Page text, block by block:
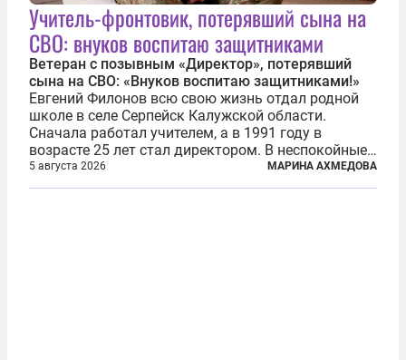
Учитель-фронтовик, потерявший сына на
СВО: внуков воспитаю защитниками
Ветеран с позывным «Директор», потерявший
сына на СВО: «Внуков воспитаю защитниками!»
Евгений Филонов всю свою жизнь отдал родной
школе в селе Серпейск Калужской области.
Сначала работал учителем, а в 1991 году в
возрасте 25 лет стал директором. В неспокойные
90-е он сумел спасти школу от закрытия и со
временем сделал ее лучшей в районе. В 2023 году
5 августа 2026 МАРИНА АХМЕДОВА